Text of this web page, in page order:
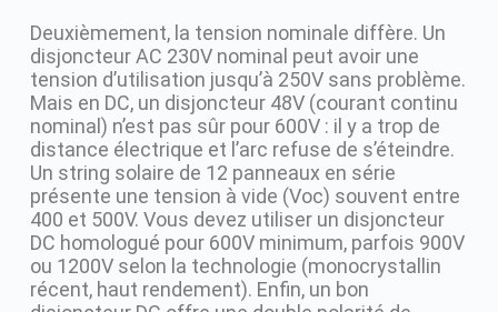
Deuxièmement, la tension nominale diffère. Un
disjoncteur AC 230V nominal peut avoir une
tension d’utilisation jusqu’à 250V sans problème.
Mais en DC, un disjoncteur 48V (courant continu
nominal) n’est pas sûr pour 600V : il y a trop de
distance électrique et l’arc refuse de s’éteindre.
Un string solaire de 12 panneaux en série
présente une tension à vide (Voc) souvent entre
400 et 500V. Vous devez utiliser un disjoncteur
DC homologué pour 600V minimum, parfois 900V
ou 1200V selon la technologie (monocrystallin
récent, haut rendement). Enfin, un bon